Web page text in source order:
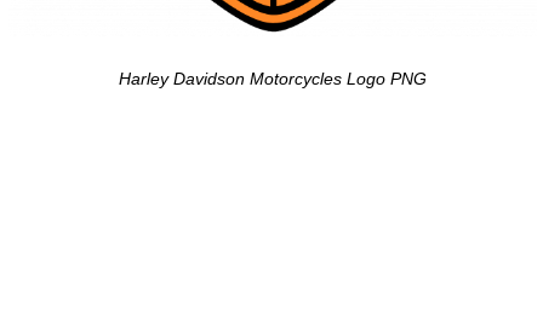
Harley Davidson Motorcycles Logo PNG